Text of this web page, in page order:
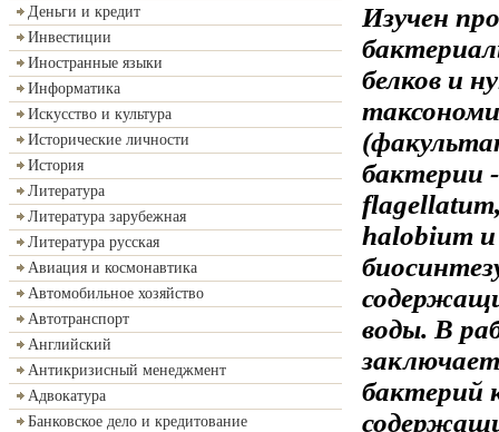
Деньги и кредит
Инвестиции
Иностранные языки
Информатика
Искусство и культура
Исторические личности
История
Литература
Литература зарубежная
Литература русская
Авиация и космонавтика
Автомобильное хозяйство
Автотранспорт
Английский
Антикризисный менеджмент
Адвокатура
Банковское дело и кредитование
Изучен
белков и
бактерии
halobium
воды. В
бактерий